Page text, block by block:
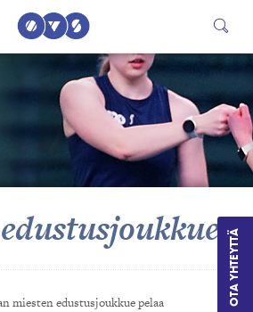
miesten edustusjoukkue pelaa
OTA YHTEYTTÄ